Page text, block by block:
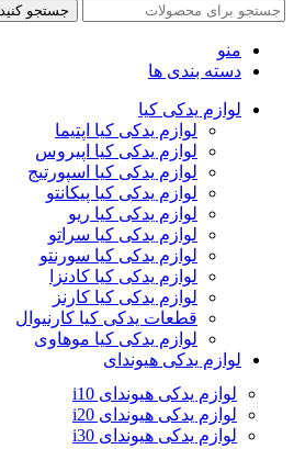
جستجو کنید
منو
دسته بندی ها
لوازم یدکی کیا
لوازم یدکی کیا اپتیما
لوازم یدکی کیا اپیروس
لوازم یدکی کیا اسپورتیج
لوازم یدکی کیا پیکانتو
لوازم یدکی کیا ریو
لوازم یدکی کیا سراتو
لوازم یدکی کیا سورنتو
لوازم یدکی کیا کادنزا
لوازم یدکی کیا کارنز
قطعات یدکی کیا کارنیوال
لوازم یدکی کیا موهاوی
لوازم یدکی هیوندای
لوازم یدکی هیوندای i10
لوازم یدکی هیوندای i20
لوازم یدکی هیوندای i30